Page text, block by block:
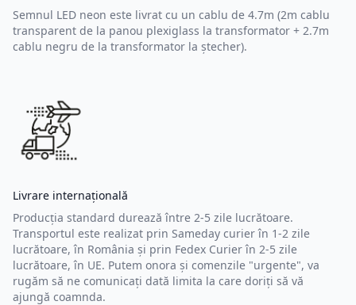
Semnul LED neon este livrat cu un cablu de 4.7m (2m cablu
transparent de la panou plexiglass la transformator + 2.7m
cablu negru de la transformator la ștecher).
Livrare internațională
Producția standard durează între 2-5 zile lucrătoare.
Transportul este realizat prin Sameday curier în 1-2 zile
lucrătoare, în România și prin Fedex Curier în 2-5 zile
lucrătoare, în UE. Putem onora și comenzile "urgente", va
rugăm să ne comunicați dată limita la care doriți să vă
ajungă coamnda.